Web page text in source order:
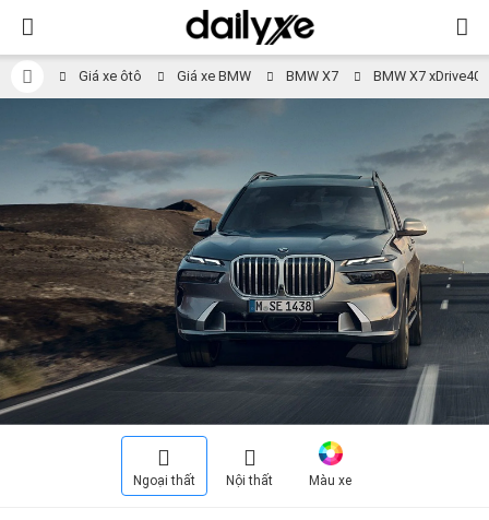
Giá xe ôtô Giá xe BMW BMW X7 BMW X7
Ngoại thất Nội thất Màu xe